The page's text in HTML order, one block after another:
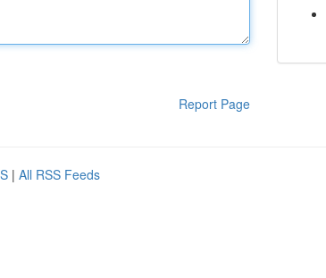
Report Page
| All RSS Feeds